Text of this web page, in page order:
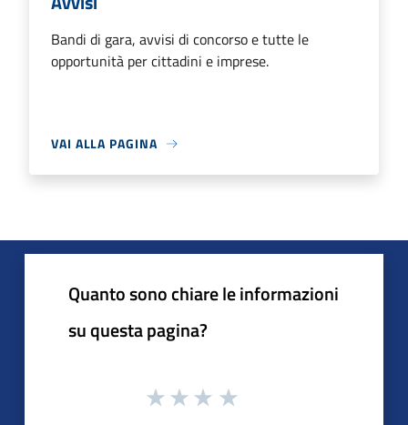
Bandi di gara, avvisi di concorso e tutte le
opportunità per cittadini e imprese.
VAI ALLA PAGINA
Quanto sono chiare le informazioni
su questa pagina?